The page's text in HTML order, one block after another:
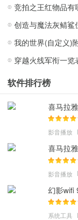
鼠标自动点击器帮你
2、鼠标移动到需要
3、支持设备多个不
泡提示，满足不同需
鼠大侠电脑版亮点：
我们鼠标点击的速度
2、最好用、零差评
3、实用性强，更人
足不同需求。
4、操作极其简单，
自定义热键。
小编点评：
竞拍之王红物品
创造与魔法灰鲭鲨
穿越火线军衔一
软件排行榜
喜马拉
影音播放
喜马拉
影音播放
幻影wifi
系统工具